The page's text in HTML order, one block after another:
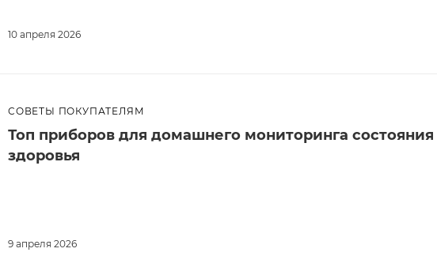
10 апреля 2026
СОВЕТЫ ПОКУПАТЕЛЯМ
9 апреля 2026
Топ приборов для домашнего мониторинга состояния
здоровья